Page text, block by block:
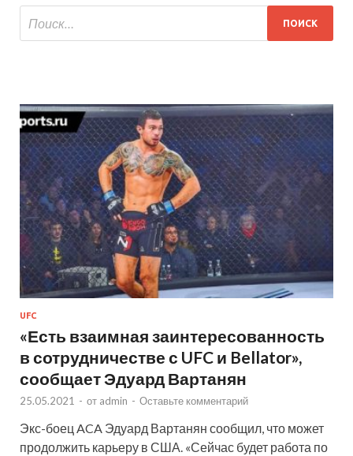
UFC
«Есть взаимная заинтересованность
в сотрудничестве с UFC и Bellator»,
сообщает Эдуард Вартанян
25.05.2021 - от admin - Оставьте комментарий
Экс-боец ACA Эдуард Вартанян сообщил, что может
продолжить карьеру в США. «Сейчас будет работа по